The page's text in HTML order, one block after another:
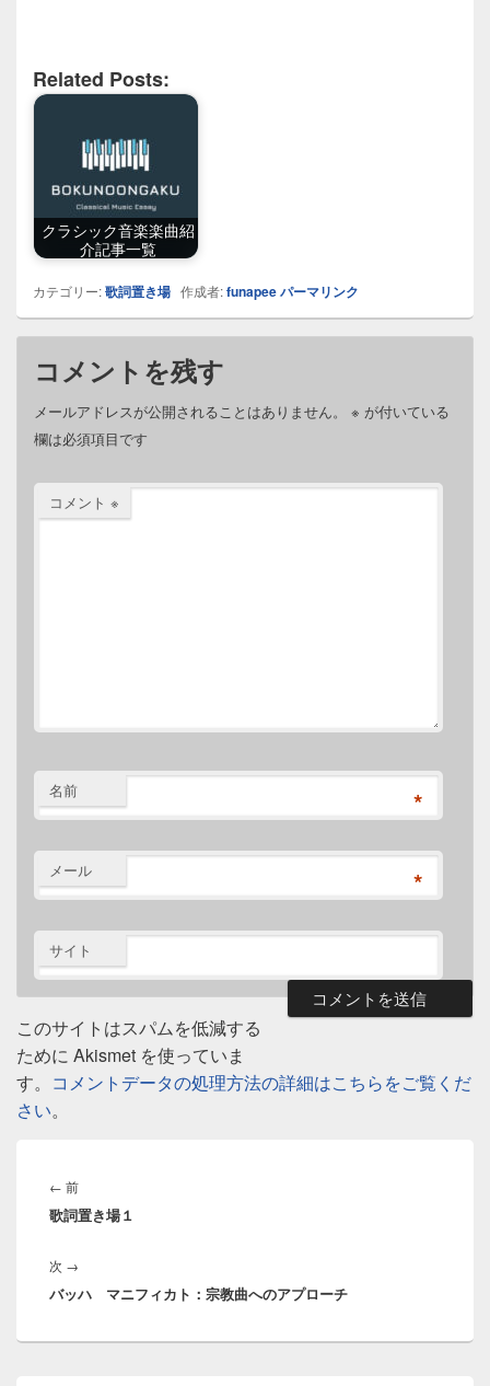
Related Posts:
クラシック音楽楽曲紹
介記事一覧
カテゴリー:歌詞置き場 作成者:funapeeパーマリンク
コメントを残す
メールアドレスが公開されることはありません。 ※ が付いている
欄は必須項目です
コメント ※
名前 *
メール *
サイト
このサイトはスパムを低減する
ために Akismet を使っていま
す。 コメントデータの処理方法の詳細はこちらをご覧くだ
さい。
稿
ナ
ゲ
ー
シ
← 前前
の
歌詞置き場１
次 →
の
バッハ マニフィカト：宗教曲へのアプローチ